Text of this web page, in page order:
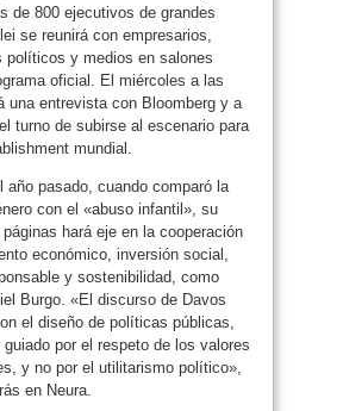
de 800 ejecutivos de grandes
se reunirá con empresarios,
políticos y medios en salones
oficial. El miércoles a las
una entrevista con Bloomberg y a
turno de subirse al escenario para
mundial.
año pasado, cuando comparó la
con el «abuso infantil», su
hará eje en la cooperación
económico, inversión social,
y sostenibilidad, como
Burgo. «El discurso de Davos
el diseño de políticas públicas,
por el respeto de los valores
y no por el utilitarismo político»,
en Neura.